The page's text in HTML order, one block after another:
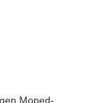
Moped-